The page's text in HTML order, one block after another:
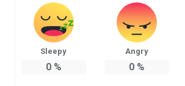
Sleepy
0%
Angry
0%